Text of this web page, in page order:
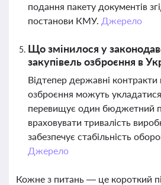
подання пакету документів
постанови КМУ. Джерело
Що змінилося у
закупівель озброєння в
Відтепер державні контракти
озброєння можуть
перевищує один бюджетний
враховувати тривалість
забезпечує стабільність
Джерело
Кожне з питань — це короткий